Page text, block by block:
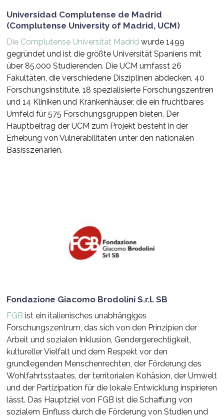
Universidad Complutense de Madrid
(Complutense University of Madrid, UCM)
Die Complutense Universität Madrid wurde 1499
gegründet und ist die größte Universität Spaniens mit
über 85.000 Studierenden. Die UCM umfasst 26
Fakultäten, die verschiedene Disziplinen abdecken, 40
Forschungsinstitute, 18 spezialisierte Forschungszentren
und 14 Kliniken und Krankenhäuser, die ein fruchtbares
Umfeld für 575 Forschungsgruppen bieten. Der
Hauptbeitrag der UCM zum Projekt besteht in der
Erhebung von Vulnerabilitäten unter den nationalen
Basisszenarien.
Fondazione Giacomo Brodolini S.r.l. SB
FGB ist ein italienisches unabhängiges
Forschungszentrum, das sich von den Prinzipien der
Arbeit und sozialen Inklusion, Gendergerechtigkeit,
kultureller Vielfalt und dem Respekt vor den
grundlegenden Menschenrechten, der Förderung des
Wohlfahrtsstaates, der territorialen Kohäsion, der Umwelt
und der Partizipation für die lokale Entwicklung inspirieren
lässt. Das Hauptziel von FGB ist die Schaffung von
sozialem Einfluss durch die Förderung von Studien und